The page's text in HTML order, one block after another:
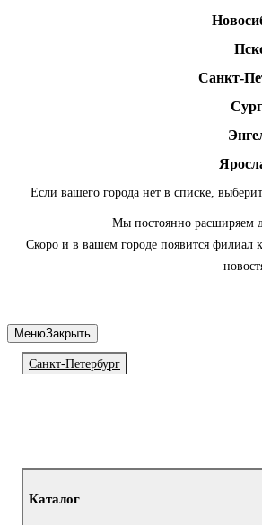
Санкт-
Если вашего города нет в списке,
Мы постоянно расширяем
Скоро и в вашем городе появится филиал
Санкт-Петербург
МенюЗакрыть
Каталог